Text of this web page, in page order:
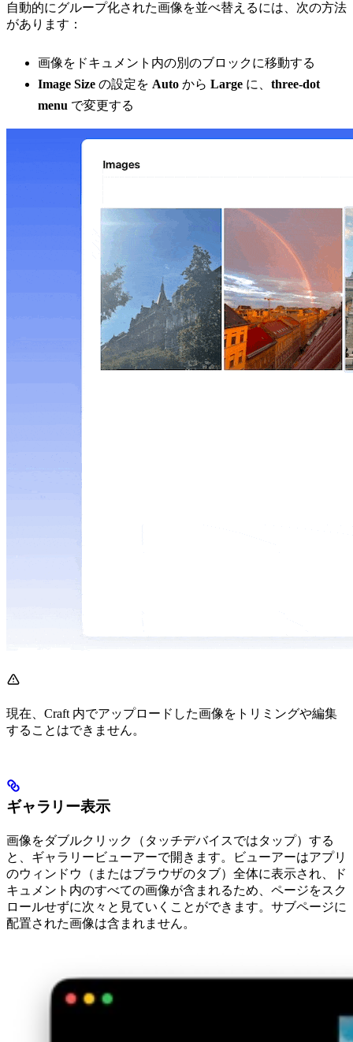
自動的にグループ化された画像を並べ替えるには、次の方法
があります：
画像をドキュメント内の別のブロックに移動する
Image Size の設定を Auto から Large に、 three-dot
menu で変更する
現在、Craft 内でアップロードした画像をトリミングや編集
することはできません。
ギャラリー表示
画像をダブルクリック（タッチデバイスではタップ）する
と、ギャラリービューアーで開きます。ビューアーはアプリ
のウィンドウ（またはブラウザのタブ）全体に表示され、ド
キュメント内のすべての画像が含まれるため、ページをスク
ロールせずに次々と見ていくことができます。サブページに
配置された画像は含まれません。